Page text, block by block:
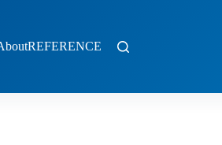
REFERENCE